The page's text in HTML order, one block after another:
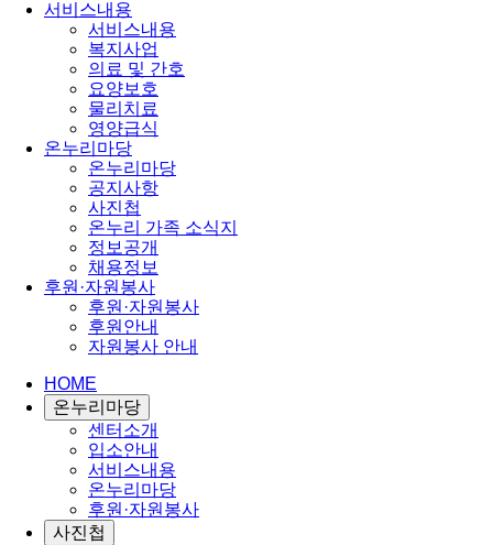
서비스내용
서비스내용
복지사업
의료 및 간호
요양보호
물리치료
영양급식
온누리마당
온누리마당
공지사항
사진첩
온누리 가족 소식지
정보공개
채용정보
후원·자원봉사
후원·자원봉사
후원안내
자원봉사 안내
HOME
온누리마당
센터소개
입소안내
서비스내용
온누리마당
후원·자원봉사
사진첩